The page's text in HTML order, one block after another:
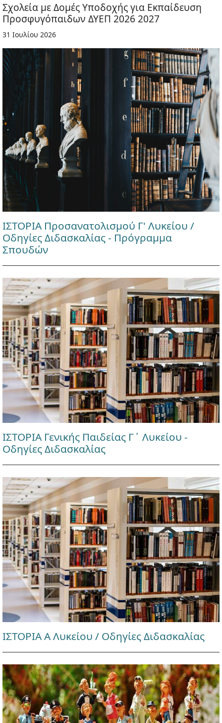
Σχολεία με Δομές Υποδοχής για Εκπαίδευση
Προσφυγόπαιδων ΔΥΕΠ 2026 2027
31 Ιουλίου 2026
ΙΣΤΟΡΙΑ Προσανατολισμού Γ' Λυκείου /
Οδηγίες Διδασκαλίας - Πρόγραμμα
Σπουδών
ΙΣΤΟΡΙΑ Γενικής Παιδείας Γ΄ Λυκείου -
Οδηγίες Διδασκαλίας
ΙΣΤΟΡΙΑ Α Λυκείου / Οδηγίες Διδασκαλίας